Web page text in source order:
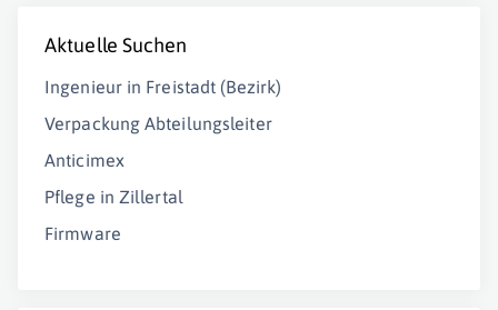
Aktuelle Suchen
Ingenieur in Freistadt (Bezirk)
Verpackung Abteilungsleiter
Anticimex
Pflege in Zillertal
Firmware